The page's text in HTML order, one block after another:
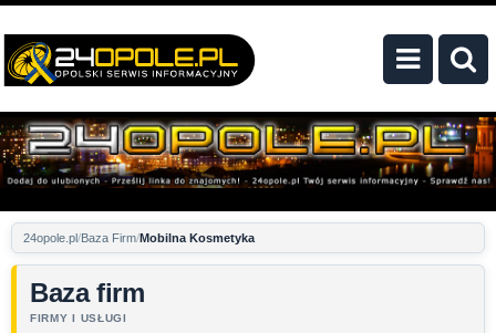
24opole.pl Baza Firm Mobilna Kosmetyka
Baza firm
FIRMY I USŁUGI